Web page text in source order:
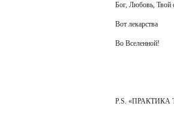
Бог, Любовь, Твой
Вот лекарства
Во Вселенной!
P.S.